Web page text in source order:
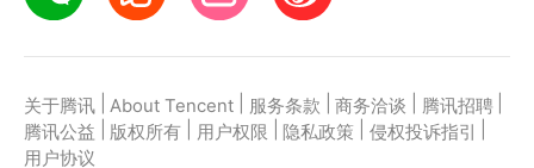
关于腾讯 About Tencent 服务条款 商务洽谈 腾讯招聘
腾讯公益
版权所有 用户权限 隐私政策 侵权投诉指引
用户协议